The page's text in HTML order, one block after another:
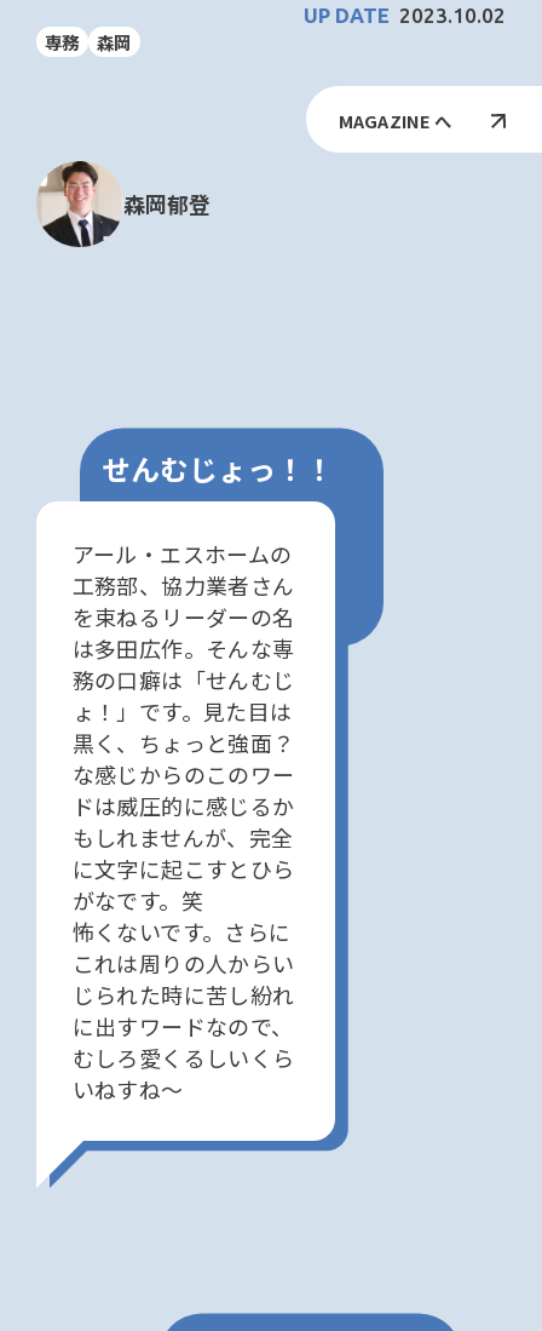
専務 森岡
2023.10.02
MAGAZINE へ
森岡郁登
せんむじょっ！！
アール・エスホームの
工務部、協力業者さん
を束ねるリーダーの名
は多田広作。そんな専
務の口癖は「せんむじ
ょ！」です。見た目は
黒く、ちょっと強面？
な感じからのこのワー
ドは威圧的に感じるか
もしれませんが、完全
に文字に起こすとひら
がなです。笑
怖くないです。さらに
これは周りの人からい
じられた時に苦し紛れ
に出すワードなので、
むしろ愛くるしいくら
いねすね〜